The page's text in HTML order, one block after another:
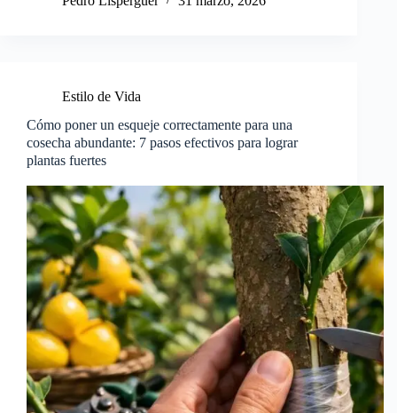
Estilo de Vida
Cómo poner un esqueje correctamente para una
cosecha abundante: 7 pasos efectivos para lograr
plantas fuertes